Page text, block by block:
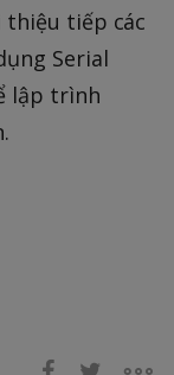
thiệu tiếp các
Serial
lập trình